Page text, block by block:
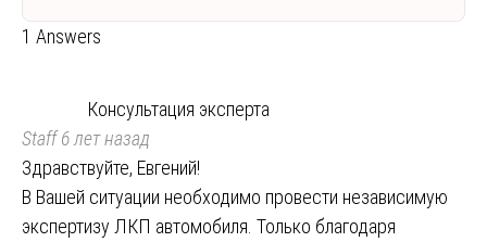
1 Answers
Консультация эксперта
Staff6 лет назад
Здравствуйте, Евгений!
В Вашей ситуации необходимо провести независимую
экспертизу ЛКП автомобиля. Только благодаря